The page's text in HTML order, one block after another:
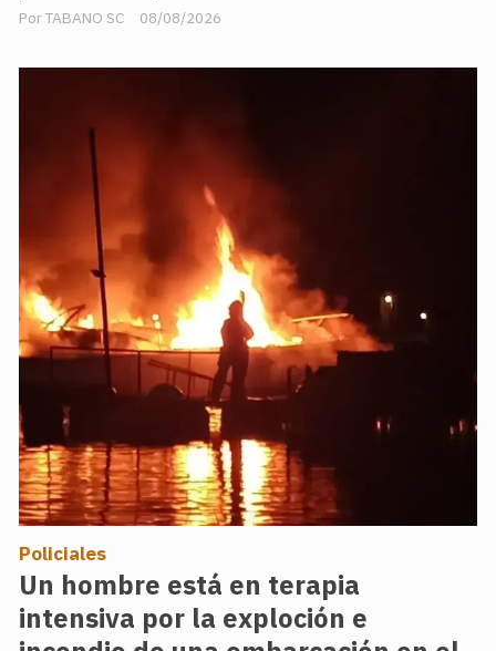
TABANO SC 08/08/2026
Un hombre está en terapia
intensiva por la exploción e
Policiales